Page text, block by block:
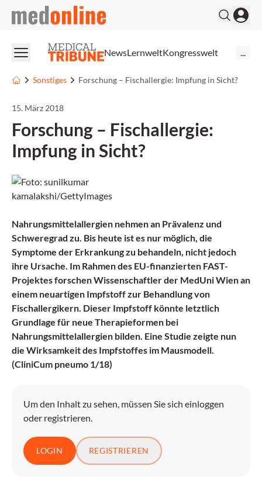
medonline
NewsLernweltKongresswelt
Sonstiges Forschung – Fischallergie: Impfung in Sicht?
15. März 2018
Forschung – Fischallergie:
Impfung in Sicht?
Nahrungsmittelallergien nehmen an Prävalenz und
Schweregrad zu. Bis heute ist es nur möglich, die
Symptome der Erkrankung zu behandeln, nicht jedoch
ihre Ursache. Im Rahmen des EU-finanzierten FAST-
Projektes forschen Wissenschaftler der MedUni Wien an
einem neuartigen Impfstoff zur Behandlung von
Fischallergikern. Dieser Impfstoff könnte letztlich
Grundlage für neue Therapieformen bei
Nahrungsmittelallergien bilden. Eine Studie zeigte nun
die Wirksamkeit des Impfstoffes im Mausmodell.
(CliniCum pneumo 1/18)
Um den Inhalt zu sehen, müssen Sie sich einloggen
oder registrieren.
LOGIN REGISTRIEREN